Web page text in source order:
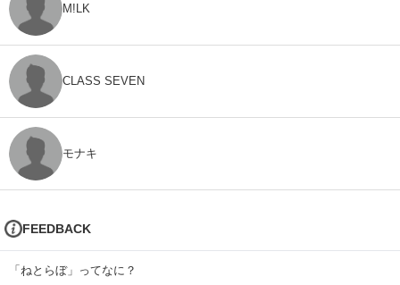
M!LK
CLASS SEVEN
モナキ
FEEDBACK
「ねとらぼ」ってなに？